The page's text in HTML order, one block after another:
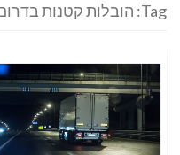
Tag: הובלות קטנות בדרום